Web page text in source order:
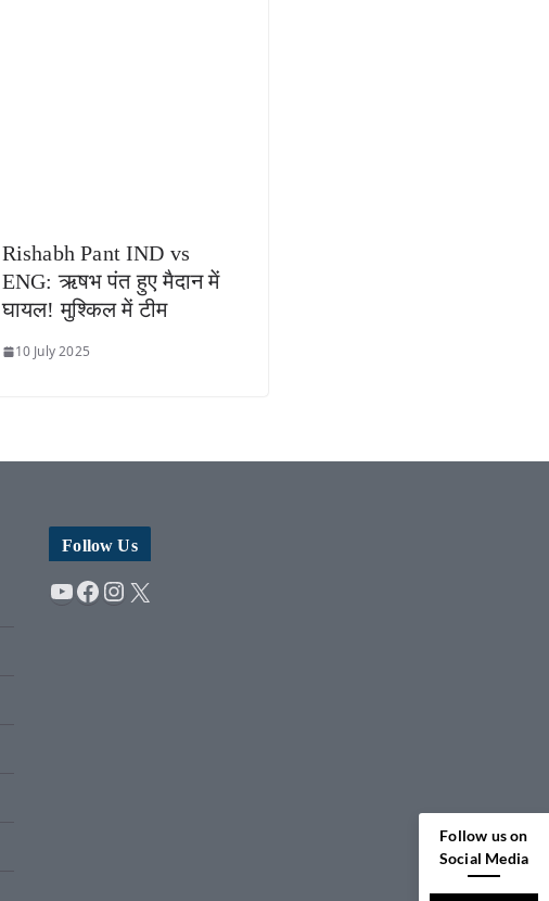
Rishabh Pant IND vs
ENG: ऋषभ पंत हुए मैदान में
घायल! मुश्किल में टीम
10 July 2025
Follow Us
YouTube
Facebook
Instagram
X
Follow us on
Social Media